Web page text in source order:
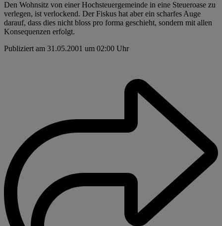
Den Wohnsitz von einer Hochsteuergemeinde in eine Steueroase zu
verlegen, ist verlockend. Der Fiskus hat aber ein scharfes Auge
darauf, dass dies nicht bloss pro forma geschieht, sondern mit allen
Konsequenzen erfolgt.
Publiziert am 31.05.2001 um 02:00 Uhr